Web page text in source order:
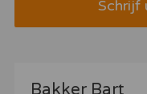
Schrijf
Bakker Bart